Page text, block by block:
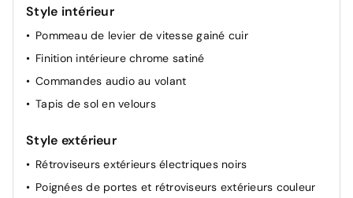
Style intérieur
Pommeau de levier de vitesse gainé cuir
Finition intérieure chrome satiné
Commandes audio au volant
Tapis de sol en velours
Style extérieur
Rétroviseurs extérieurs électriques noirs
Poignées de portes et rétroviseurs extérieurs couleur